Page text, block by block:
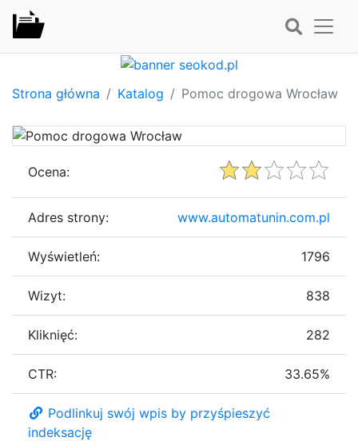
Strona główna Katalog Pomoc drogowa Wrocław
Ocena:
Adres strony: www.automatunin.com.pl
Wyświetleń: 1796
Wizyt: 838
Kliknięć: 282
CTR: 33.65%
Podlinkuj swój wpis by przyśpieszyć
indeksację